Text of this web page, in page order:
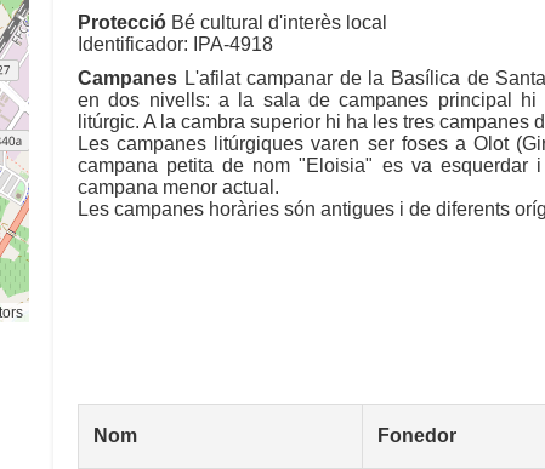
Protecció Bé cultural d'interès local
Identificador: IPA-4918
Campanes L'afilat campanar de la Basílica de
en dos nivells: a la sala de campanes principal
litúrgic. A la cambra superior hi ha les tres campanes
Les campanes litúrgiques varen ser foses a Olot
campana petita de nom "Eloisia" es va
campana menor actual.
Les campanes horàries són antigues i de diferents
Nom Fonedor